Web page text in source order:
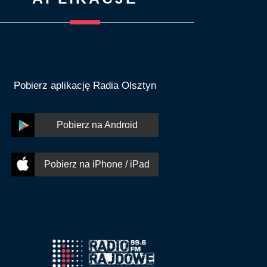
Pobierz aplikację Radia Olsztyn
Pobierz na Android
Pobierz na iPhone / iPad